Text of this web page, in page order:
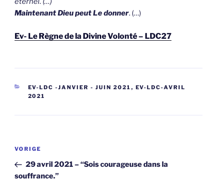
Maintenant Dieu peut Le donner. (…)
Ev- Le Règne de la Divine Volonté – LDC27
CATEGORIEËN
EV-LDC -JANVIER - JUIN 2021 , EV-LDC-AVRIL
2021
Berichtnavigatie
Vorig
bericht
VORIGE
29 avril 2021 – “Sois courageuse dans la
souffrance.”